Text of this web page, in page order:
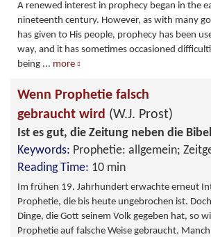
A renewed interest in prophecy began in the
nineteenth century. However, as with many
has given to His people, prophecy has been
way, and it has sometimes occasioned
being ... more
Wenn Prophetie falsch
gebraucht wird (W.J. Prost)
Ist es gut, die Zeitung neben die
Keywords: Prophetie: allgemein;
Reading Time: 10 min
Im frühen 19. Jahrhundert erwachte erneut
Prophetie, die bis heute ungebrochen ist.
Dinge, die Gott seinem Volk gegeben hat, so
Prophetie auf falsche Weise gebraucht.